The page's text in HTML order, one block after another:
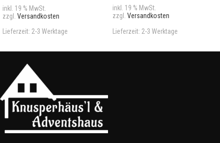
inkl. 19 % MwSt.
zzgl. Versandkosten
Lieferzeit: 2-3 Werktage
inkl. 19 % MwSt.
zzgl. Versandkosten
Lieferzeit: 2-3 Werktage